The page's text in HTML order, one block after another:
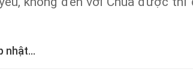
nhật...